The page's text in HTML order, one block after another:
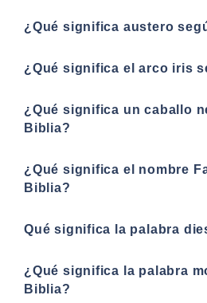
¿Qué significa austero
¿Qué significa el arco iris
¿Qué significa un caballo
Biblia?
¿Qué significa el nombre
Biblia?
Qué significa la palabra
¿Qué significa la palabra
Biblia?